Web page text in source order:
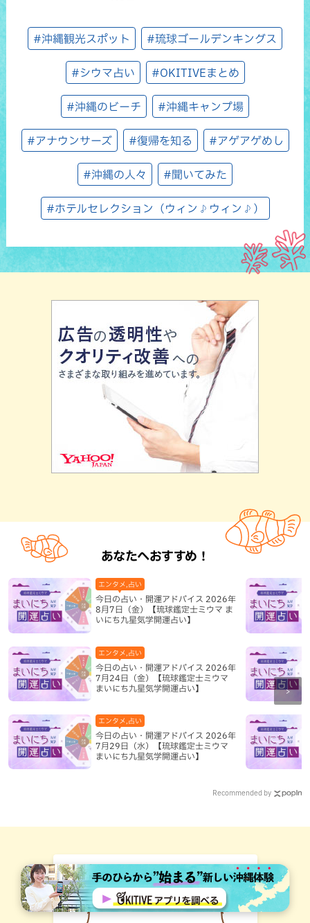
#沖縄観光スポット #琉球ゴールデンキングス
#シウマ占い #OKITIVEまとめ
#沖縄のビーチ #沖縄キャンプ場
#アナウンサーズ #復帰を知る #アゲアゲめし
#沖縄の人々 #聞いてみた
#ホテルセレクション（ウィン♪ウィン♪）
あなたへおすすめ！
今日の占い・開運アドバイス 2026年
8月7日（金）【琉球鑑定士ミウマ ま
いにち九星気学開運占い】
エンタメ,占い
今日の占い・開運アドバイス 2026年
7月24日（金）【琉球鑑定士ミウマ
まいにち九星気学開運占い】
エンタメ,占い
今日の占い・開運アドバイス 2026年
7月29日（水）【琉球鑑定士ミウマ
まいにち九星気学開運占い】
エンタメ,占い
Recommended by